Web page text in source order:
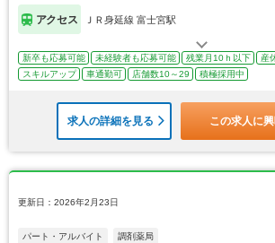
アクセス ＪＲ身延線 富士宮駅
新卒も応募可能 未経験者も応募可能 残業月10ｈ以下
産
スキルアップ
車通勤可 店舗数10～29 積極採用中
求人の詳細を見る この求人に
更新日：2026年2月23日
パート・アルバイト 調剤薬局